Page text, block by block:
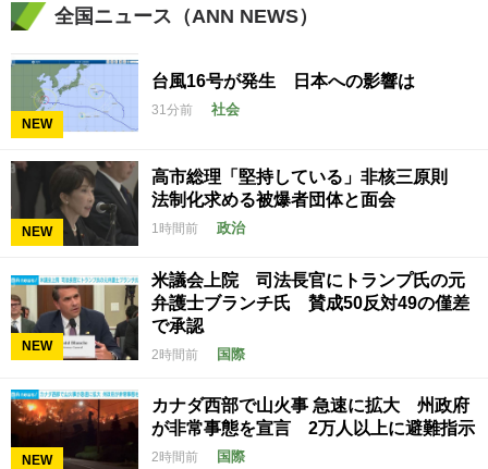
全国ニュース（ANN NEWS）
NEW
台風16号が発生 日本への影響は
31分前 社会
NEW
高市総理「堅持している」非核三原則
法制化求める被爆者団体と面会
1時間前 政治
NEW
米議会上院 司法長官にトランプ氏の元
弁護士ブランチ氏 賛成50反対49の僅差
で承認
2時間前 国際
NEW
カナダ西部で山火事 急速に拡大 州政府
が非常事態を宣言 2万人以上に避難指示
2時間前 国際